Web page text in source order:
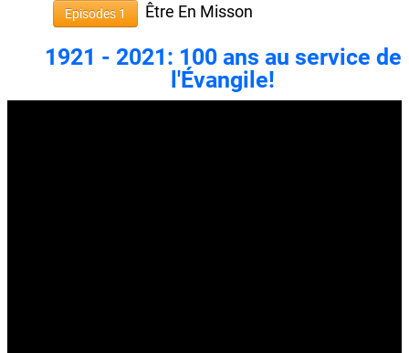
Episodes 1 Être En Misson
1921 - 2021: 100 ans au service de
l'Évangile!